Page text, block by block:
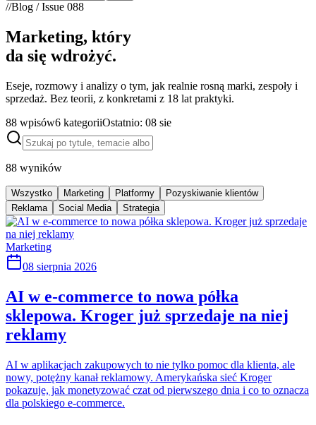
//Blog / Issue 088
Marketing, który
da się wdrożyć.
Eseje, rozmowy i analizy o tym, jak realnie rosną marki, zespoły i
sprzedaż. Bez teorii, z konkretami z 18 lat praktyki.
88 wpisów6 kategoriiOstatnio: 08 sie
88 wyników
Wszystko Marketing Platformy
Pozyskiwanie klientów
Reklama
Social Media Strategia
Marketing
08 sierpnia 2026
AI w e-commerce to nowa półka
sklepowa. Kroger już sprzedaje na niej
reklamy
AI w aplikacjach zakupowych to nie tylko pomoc dla klienta, ale
nowy, potężny kanał reklamowy. Amerykańska sieć Kroger
pokazuje, jak monetyzować czat od pierwszego dnia i co to oznacza
dla polskiego e-commerce.